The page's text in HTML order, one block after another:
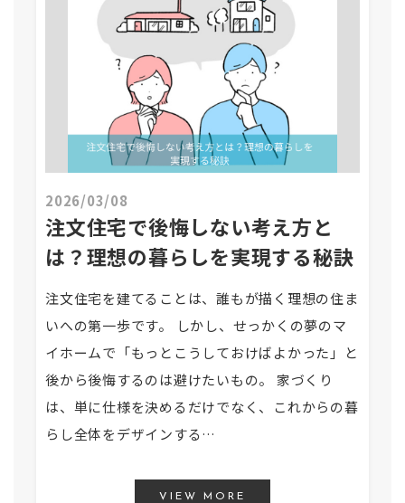
2026/03/08
注文住宅で後悔しない考え方と
は？理想の暮らしを実現する秘訣
注文住宅を建てることは、誰もが描く理想の住ま
いへの第一歩です。 しかし、せっかくの夢のマ
イホームで「もっとこうしておけばよかった」と
後から後悔するのは避けたいもの。 家づくり
は、単に仕様を決めるだけでなく、これからの暮
らし全体をデザインする…
VIEW MORE